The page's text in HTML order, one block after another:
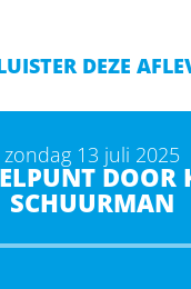
DEZE
zondag 13 juli 2025
DOOR
SCHUURMAN
Audiospeler